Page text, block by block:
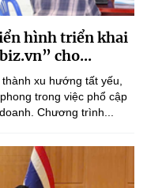
hình triển khai
cho...
xu hướng tất yếu,
trong việc phổ cập
Chương trình...